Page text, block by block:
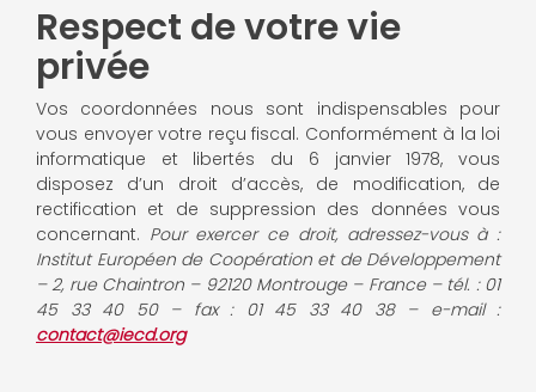
Respect de votre vie
privée
Vos coordonnées nous sont indispensables pour
vous envoyer votre reçu fiscal. Conformément à la loi
informatique et libertés du 6 janvier 1978, vous
disposez d’un droit d’accès, de modification, de
rectification et de suppression des données vous
concernant. Pour exercer ce droit, adressez-vous à :
Institut Européen de Coopération et de Développement
– 2, rue Chaintron – 92120 Montrouge – France – tél. : 01
45 33 40 50 – fax : 01 45 33 40 38 – e-mail :
contact@iecd.org